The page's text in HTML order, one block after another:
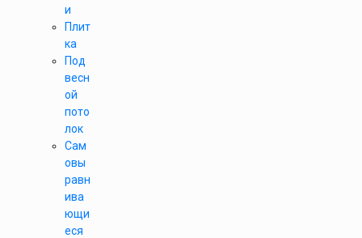
и
Плит
ка
Под
весн
ой
пото
лок
Сам
овы
равн
ива
ющи
еся